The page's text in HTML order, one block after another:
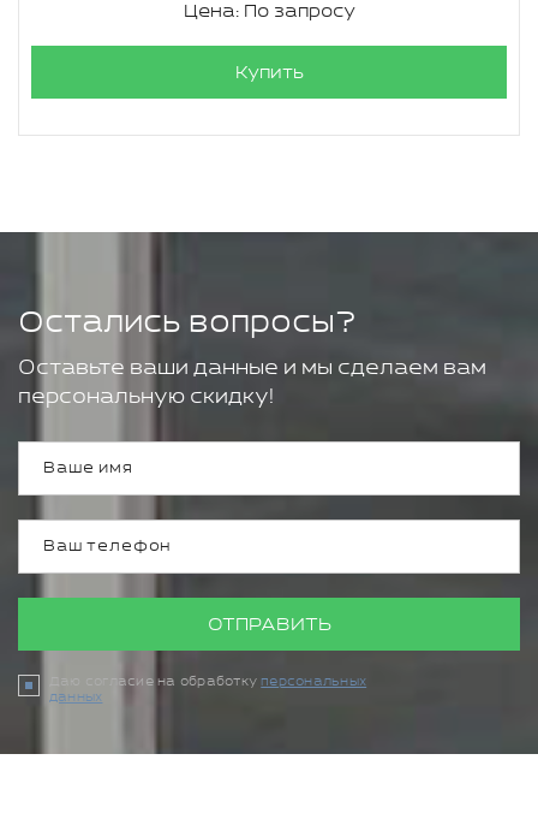
Цена: По запросу
Купить
Остались вопросы?
Оставьте ваши данные и мы сделаем вам
персональную скидку!
ОТПРАВИТЬ
Даю согласие на обработку персональных
данных